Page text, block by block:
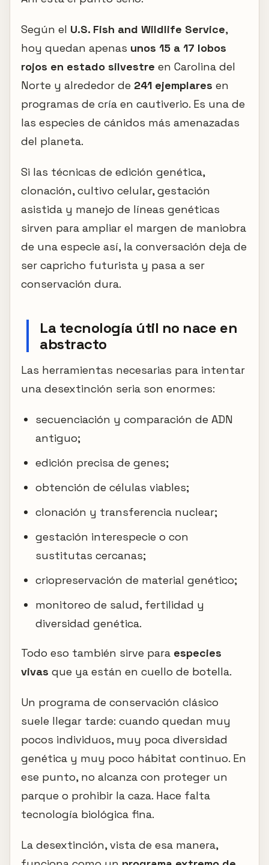
Según el U.S. Fish and Wildlife Service,
hoy quedan apenas unos 15 a 17 lobos
rojos en estado silvestre en Carolina del
Norte y alrededor de 241 ejemplares en
programas de cría en cautiverio. Es una de
las especies de cánidos más amenazadas
del planeta.
Si las técnicas de edición genética,
clonación, cultivo celular, gestación
asistida y manejo de líneas genéticas
sirven para ampliar el margen de maniobra
de una especie así, la conversación deja de
ser capricho futurista y pasa a ser
conservación dura.
La tecnología útil no nace en
abstracto
Las herramientas necesarias para intentar
una desextinción seria son enormes:
secuenciación y comparación de ADN
antiguo;
edición precisa de genes;
obtención de células viables;
clonación y transferencia nuclear;
gestación interespecie o con
sustitutas cercanas;
criopreservación de material genético;
monitoreo de salud, fertilidad y
diversidad genética.
Todo eso también sirve para especies
vivas que ya están en cuello de botella.
Un programa de conservación clásico
suele llegar tarde: cuando quedan muy
pocos individuos, muy poca diversidad
genética y muy poco hábitat continuo. En
ese punto, no alcanza con proteger un
parque o prohibir la caza. Hace falta
tecnología biológica fina.
La desextinción, vista de esa manera,